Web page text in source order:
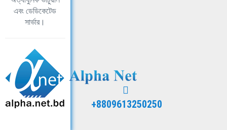
এবং ডেডিকেটেড
সার্ভার।
+8809613250250